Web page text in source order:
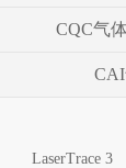
CQC气
LaserTrace 3